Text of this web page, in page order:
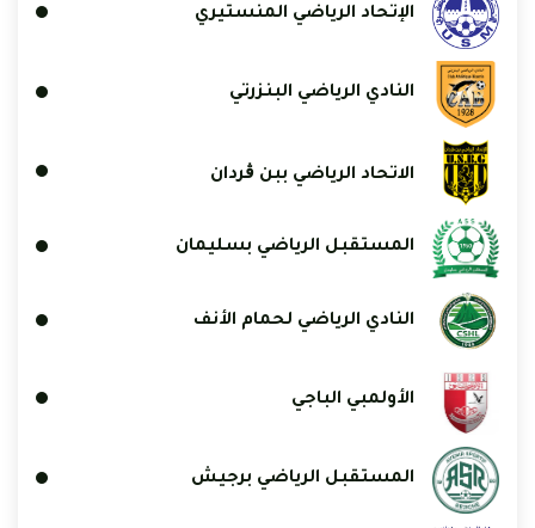
الإتحاد الرياضي المنستيري
النادي الرياضي البنزرتي
الاتحاد الرياضي ببن ڨردان
المستقبل الرياضي بسليمان
النادي الرياضي لحمام الأنف
الأولمبي الباجي
المستقبل الرياضي برجيش